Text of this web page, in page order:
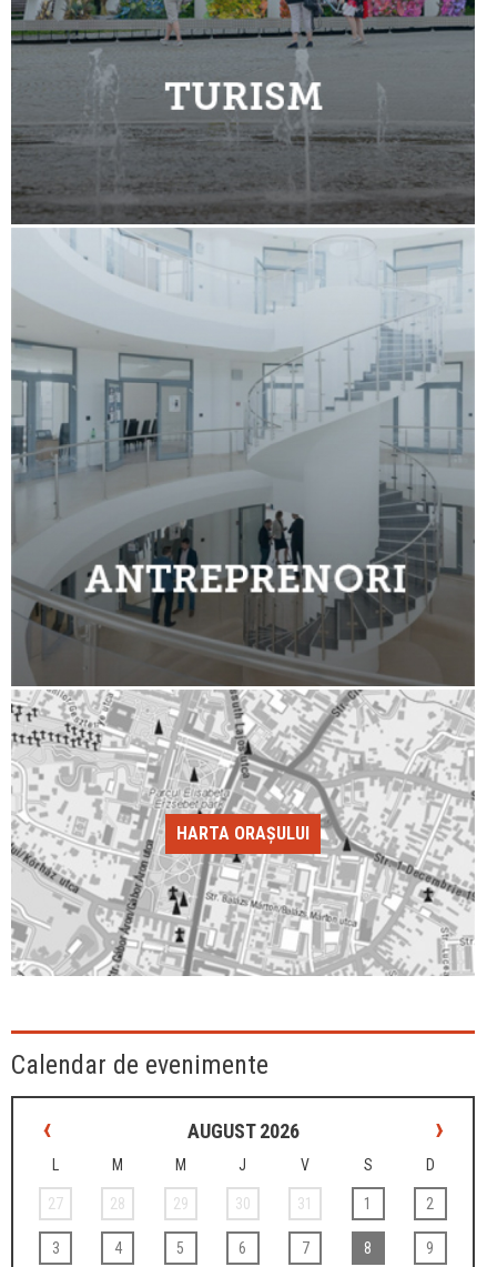
HARTA ORAȘULUI
Calendar de evenimente
‹ AUGUST 2026 ›
M M J V S D
27 28 29 30 31 1 2
3 4 5 6 7 8 9